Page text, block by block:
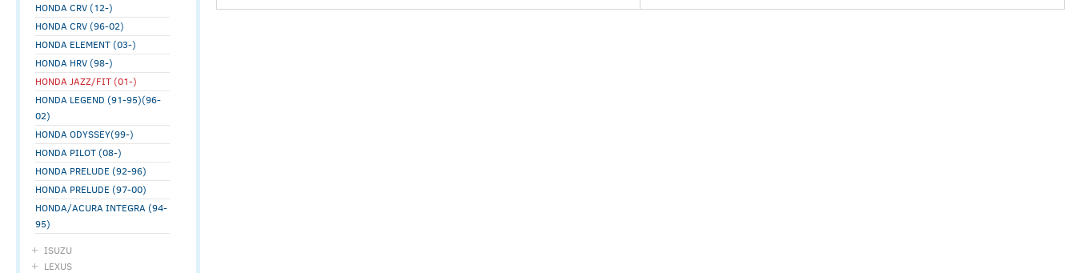
HONDA CRV (12-)
HONDA CRV (96-02)
HONDA ELEMENT (03-)
HONDA HRV (98-)
HONDA JAZZ/FIT (01-)
HONDA LEGEND (91-95)(96-
02)
HONDA ODYSSEY(99-)
HONDA PILOT (08-)
HONDA PRELUDE (92-96)
HONDA PRELUDE (97-00)
HONDA/ACURA INTEGRA (94-
95)
ISUZU
LEXUS